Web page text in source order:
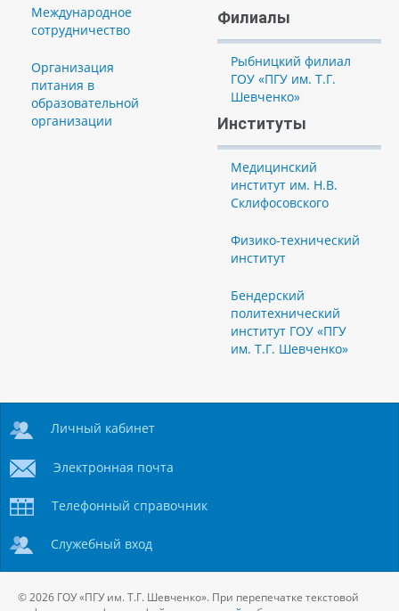
Международное
сотрудничество
Организация
питания в
образовательной
организации
Филиалы
Рыбницкий филиал
ГОУ «ПГУ им. Т.Г.
Шевченко»
Институты
Медицинский
институт им. Н.В.
Склифосовского
Физико-технический
институт
Бендерский
политехнический
институт ГОУ «ПГУ
им. Т.Г. Шевченко»
Личный кабинет
Электронная почта
Телефонный справочник
Служебный вход
© 2026 ГОУ «ПГУ им. Т.Г. Шевченко». При перепечатке текстовой